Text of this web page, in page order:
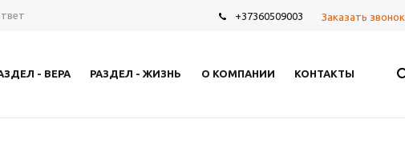
+37360509003 Заказать звонок
- ВЕРА РАЗДЕЛ - ЖИЗНЬ О КОМПАНИИ КОНТАКТЫ